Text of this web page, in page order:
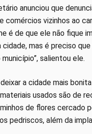
anunciou que
comércios vizinhos ao
é de que ele não fique
mas é preciso
salientou ele.
a cidade mais
usados são de
de flores cercado
pedriscos, além da